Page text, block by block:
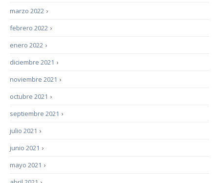
›
marzo 2022
›
febrero 2022
›
enero 2022
›
diciembre 2021
›
noviembre 2021
›
octubre 2021
›
septiembre 2021
›
julio 2021
›
junio 2021
›
mayo 2021